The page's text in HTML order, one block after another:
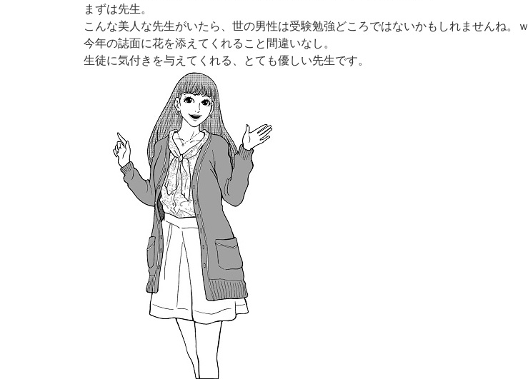
まずは先生。
こんな美人な先生がいたら、世の男性は受験勉強どころではないかもしれませんね。ｗ
今年の誌面に花を添えてくれること間違いなし。
生徒に気付きを与えてくれる、とても優しい先生です。